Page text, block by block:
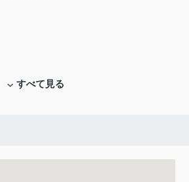
すべて見る